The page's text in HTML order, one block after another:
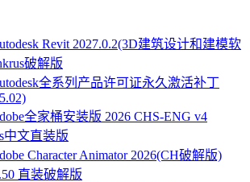
Revit 2027.0.2(3D建筑设计和建模软
破解版
全系列产品许可证永久激活补丁
全家桶安装版 2026 CHS-ENG v4
中文直装版
Character Animator 2026(CH破解版)
直装破解版